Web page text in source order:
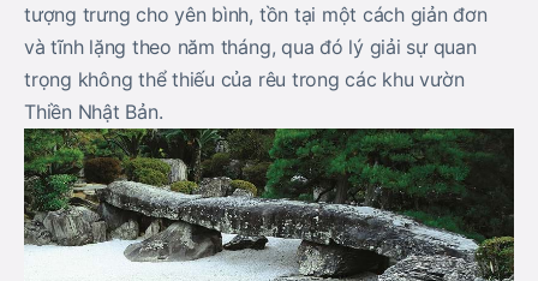
tượng trưng cho yên bình, tồn tại một cách giản đơn
và tĩnh lặng theo năm tháng, qua đó lý giải sự quan
trọng không thể thiếu của rêu trong các khu vườn
Thiền Nhật Bản.